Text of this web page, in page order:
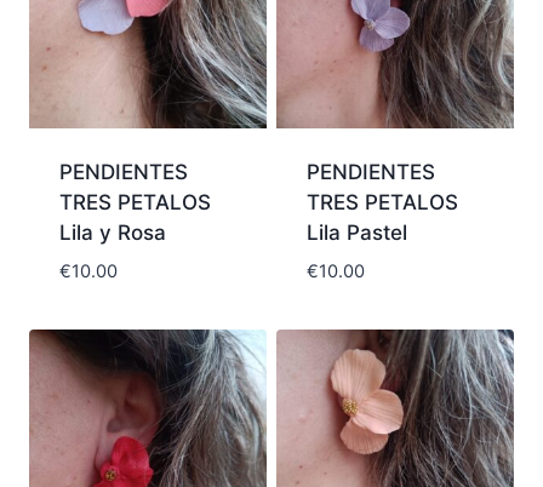
PENDIENTES
TRES PETALOS
Lila y Rosa
€10.00
PENDIENTES
TRES PETALOS
Lila Pastel
€10.00